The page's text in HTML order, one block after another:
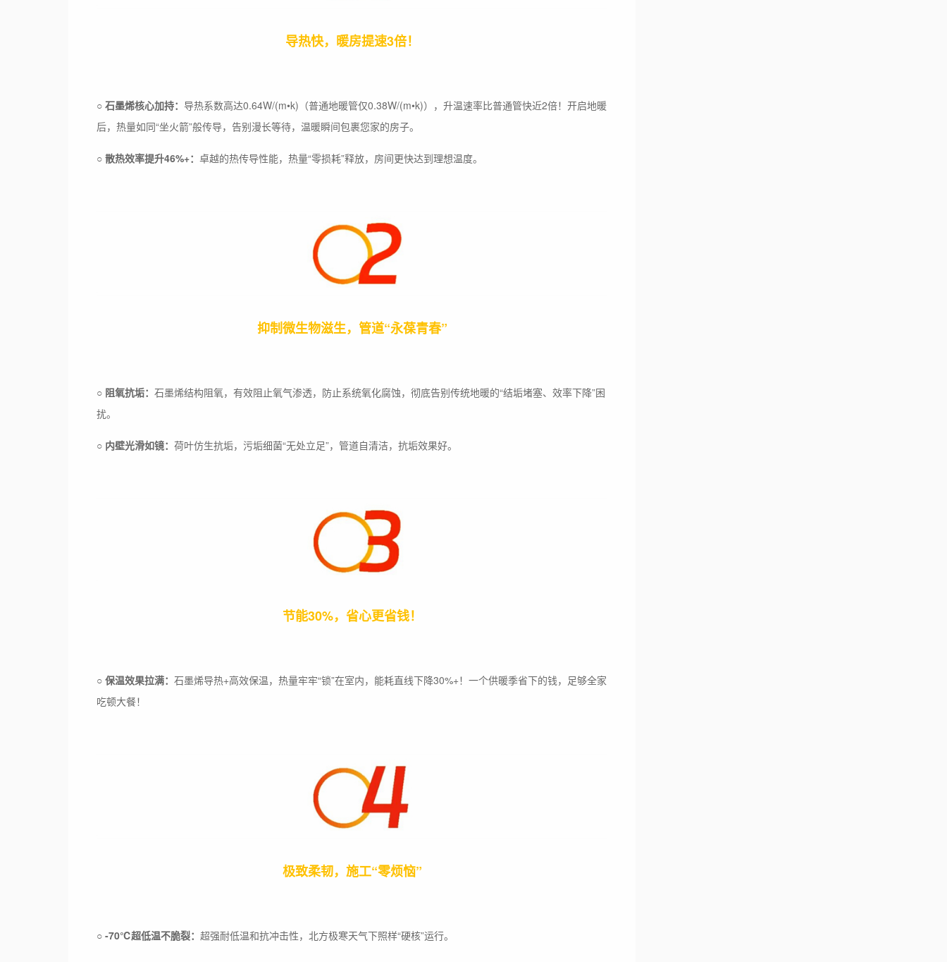
导热快，暖房提速3倍！
○ 石墨烯核心加持： 导热系数高达0.64W/(m•k)（普通地暖管仅0.38W/(m•k)），升温速率比普通管快近2倍！开启地暖
后，热量如同“坐火箭”般传导，告别漫长等待，温暖瞬间包裹您家的房子。
○ 散热效率提升46%+： 卓越的热传导性能，热量“零损耗”释放，房间更快达到理想温度。
抑制微生物滋生，管道“永葆青春”
○ 阻氧抗垢： 石墨烯结构阻氧，有效阻止氧气渗透，防止系统氧化腐蚀，彻底告别传统地暖的“结垢堵塞、效率下降”困
扰。
○ 内壁光滑如镜： 荷叶仿生抗垢，污垢细菌“无处立足”，管道自清洁，抗垢效果好。
节能30%，省心更省钱！
○ 保温效果拉满： 石墨烯导热+高效保温，热量牢牢“锁”在室内，能耗直线下降30%+！一个供暖季省下的钱，足够全家
吃顿大餐！
极致柔韧，施工“零烦恼”
○ -70℃超低温不脆裂： 超强耐低温和抗冲击性，北方极寒天气下照样“硬核”运行。